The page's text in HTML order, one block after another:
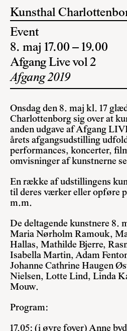
Kunsthal
Event
8. maj 17.00 – 19.00
Afgang Live vol 2
Afgang 2019
Onsdag den 8. maj kl. 17
Charlottenborg sig over at
anden udgave af Afgang
årets afgangsudstilling
performances, koncerter,
omvisninger af kunstnerne
En række af udstillingens
til deres værker eller opføre
m.m.
De deltagende kunstnere 8.
Maria Nørholm Ramouk,
Hallas, Mathilde Bjerre,
Isabella Martin, Adam
Johanne Cathrine Haugen
Nielsen, Lotte Lind, Linda
Mouw.
Program:
17.05: (i øvre foyer) Anne